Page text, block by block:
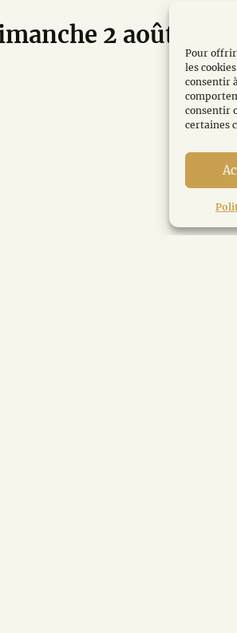
Pour offrir
les
consentir
consentir
certaines
2 août de 10